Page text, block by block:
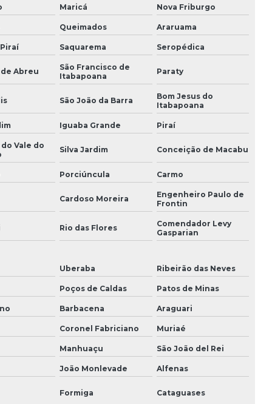
Resistência para forno elétrico
Resistência para forno elétrico industrial em sp
Resistência de imersão
Resistência industrial
Resistência de níquel cromo
Resistência de quartzo
Resistência para termotanque elétrico
Resistência tubular de imersão
Resistências aletadas
Resistências blindadas
Resistências sobre borda
Resistências elétricas blindadas
Maricá Nova Friburgo
Queimados Araruama
Saquarema Seropédica
Abreu
São Francisco de
Itabapoana
Paraty
São João da Barra
Bom Jesus do
Itabapoana
Iguaba Grande Piraí
do Vale do
Silva Jardim Conceição de Macabu
Porciúncula Carmo
Cardoso Moreira
Engenheiro Paulo de
Frontin
Rio das Flores
Comendador Levy
Gasparian
Uberaba Ribeirão das Neves
Poços de Caldas Patos de Minas
Barbacena Araguari
Coronel Fabriciano Muriaé
Manhuaçu São João del Rei
João Monlevade Alfenas
Formiga Cataguases